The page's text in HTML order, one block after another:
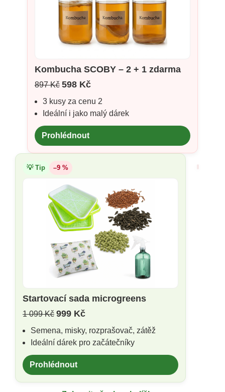
Kombucha SCOBY – 2 + 1 zdarma
897 Kč 598 Kč
3 kusy za cenu 2
Ideální i jako malý dárek
Prohlédnout
💡 Tip –9 %
Startovací sada microgreens
1 099 Kč 999 Kč
Semena, misky, rozprašovač, zátěž
Ideální dárek pro začátečníky
Prohlédnout